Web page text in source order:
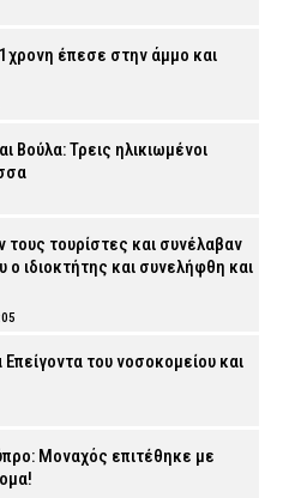
έπεσε στην άμμο και
Βούλα: Τρεις ηλικιωμένοι
τους τουρίστες και συνέλαβαν
ιδιοκτήτης και συνελήφθη και
του νοσοκομείου και
Μοναχός επιτέθηκε με